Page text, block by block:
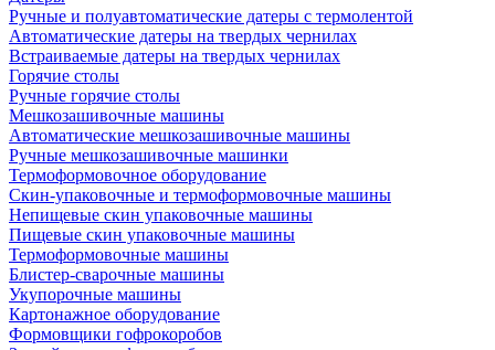
Ручные и полуавтоматические датеры с термолентой
Автоматические датеры на твердых чернилах
Встраиваемые датеры на твердых чернилах
Горячие столы
Ручные горячие столы
Мешкозашивочные машины
Автоматические мешкозашивочные машины
Ручные мешкозашивочные машинки
Термоформовочное оборудование
Скин-упаковочные и термоформовочные машины
Непищевые скин упаковочные машины
Пищевые скин упаковочные машины
Термоформовочные машины
Блистер-сварочные машины
Укупорочные машины
Картонажное оборудование
Формовщики гофрокоробов